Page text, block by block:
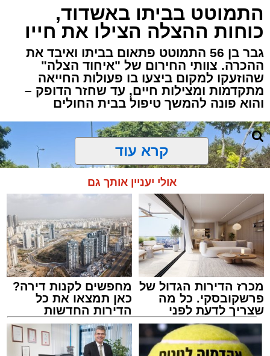
התמוטט בביתו באשדוד,
כוחות ההצלה הצילו את חייו
גבר בן 56 התמוטט פתאום בביתו ואיבד את
ההכרה. צוותי החירום של "איחוד הצלה"
שהוזעקו למקום ביצעו בו פעולות החייאה
מתקדמות ומצילות חיים, עד שחזר הדופק –
והוא פונה להמשך טיפול בבית החולים
צילום: דוברות איחוד הצלה
קרא עוד
אולי יעניין אותך גם
מכרז הדירות הגדול של
פרשקובסקי. כל מה
שצריך לדעת לפני
שמגישים הצעה לדירה
באשדוד
מחפשים לקנות דירה?
כאן תמצאו את כל
הדירות החדשות
למכירה באשדוד >>>